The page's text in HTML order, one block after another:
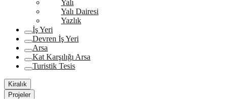
Yalı
Yalı Dairesi
Yazlık
İş Yeri
Devren İş Yeri
Arsa
Kat Karşılığı Arsa
Turistik Tesis
Kiralık
Projeler